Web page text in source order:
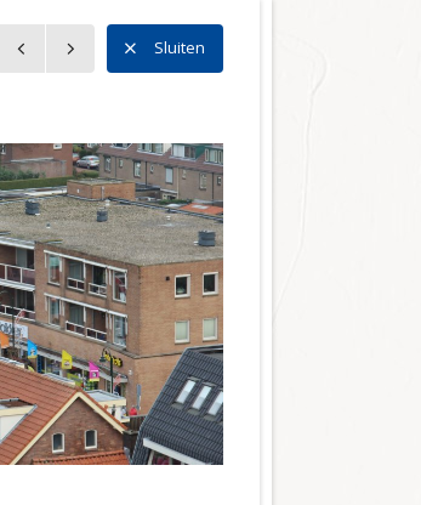
Noord
Zuid
Centrum
Bedrijventerreinen
en mobiliteit
Sluiten